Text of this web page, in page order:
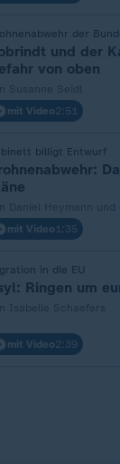
der
und der
von oben
mit Video2:51
billigt Entwurf
mit Video 1:35
in die EU
Ringen um
mit Video2:39